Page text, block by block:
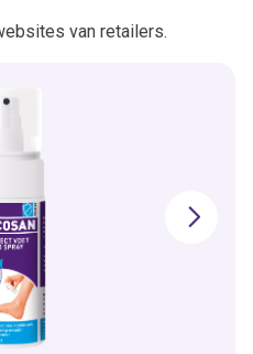
van retailers.